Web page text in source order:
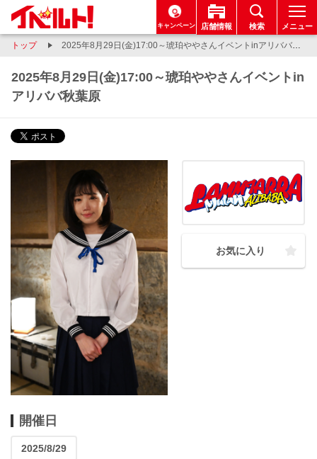
キャンペーン 店舗情報 検索 メニュー
トップ 2025年8月29日(金)17:00～琥珀ややさんイベントinアリババ秋葉原
2025年8月29日(金)17:00～琥珀ややさんイベントin
アリババ秋葉原
お気に入り
開催日
2025/8/29